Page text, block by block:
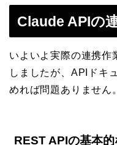
Claude APIの
いよいよ実際の連携作
しましたが、APIドキ
めれば問題ありません。
REST APIの基本